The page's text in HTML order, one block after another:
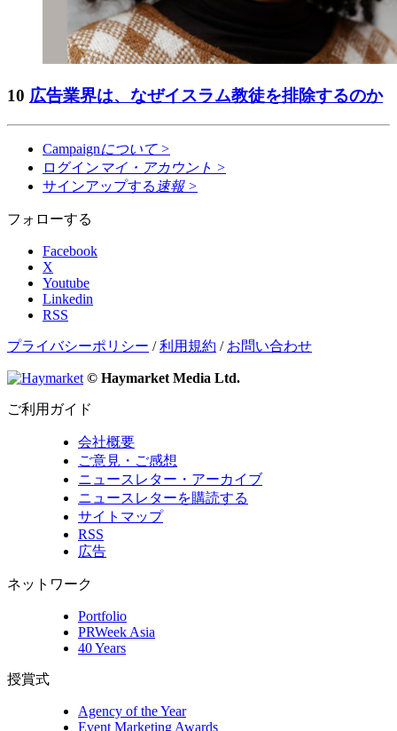
10 広告業界は、なぜイスラム教徒を排除するのか
Campaignについて >
ログイン マイ・アカウント >
サインアップする 速報 >
フォローする
Facebook
X
Youtube
Linkedin
RSS
プライバシーポリシー /利用規約 / お問い合わせ
© Haymarket Media Ltd.
ご利用ガイド
会社概要
ご意見・ご感想
ニュースレター・アーカイブ
ニュースレターを購読する
サイトマップ
RSS
広告
ネットワーク
Portfolio
PRWeek Asia
40 Years
授賞式
Agency of the Year
Event Marketing Awards